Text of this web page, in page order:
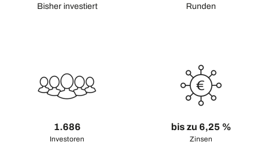
Bisher investiert Runden
1.686
Investoren
bis zu 6,25 %
Zinsen